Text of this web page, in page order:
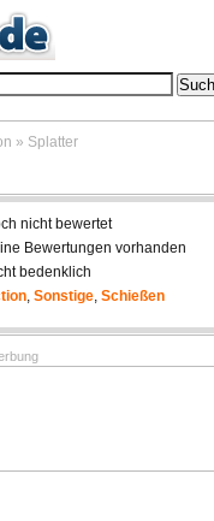
» Splatter
nicht bewertet
Bewertungen vorhanden
bedenklich
, Sonstige, Schießen